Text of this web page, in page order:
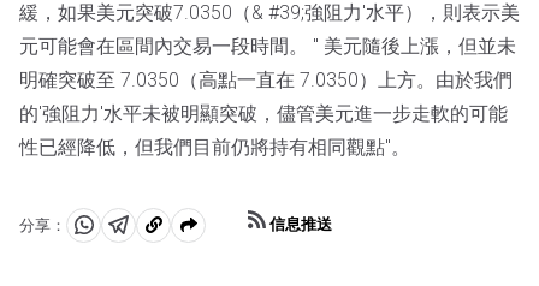
緩，如果美元突破7.0350（& #39;強阻力'水平），則表示美
元可能會在區間內交易一段時間。 " 美元隨後上漲，但並未
明確突破至 7.0350（高點一直在 7.0350）上方。由於我們
的'強阻力'水平未被明顯突破，儘管美元進一步走軟的可能
性已經降低，但我們目前仍將持有相同觀點"。
分享：
分 分 複
信息推送